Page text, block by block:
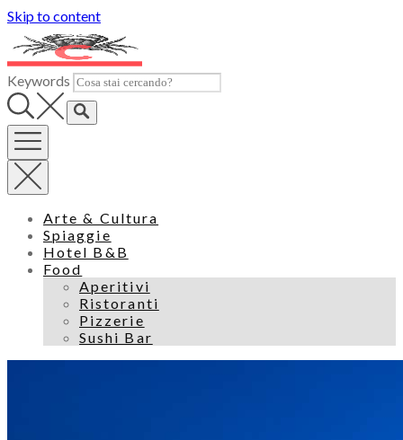
Skip to content
Keywords
Arte & Cultura
Spiaggie
Hotel B&B
Food
Aperitivi
Ristoranti
Pizzerie
Sushi Bar